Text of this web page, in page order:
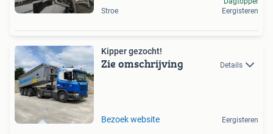
Stroe
Eergisteren
Kipper gezocht!
Zie omschrijving Details
Bezoek website Eergisteren